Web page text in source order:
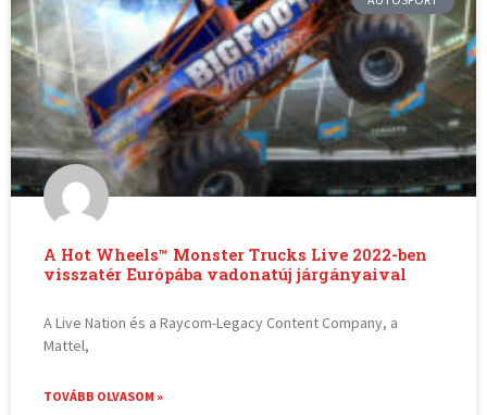
A Hot Wheels™ Monster Trucks Live 2022-ben
visszatér Európába vadonatúj járgányaival
A Live Nation és a Raycom-Legacy Content Company, a
Mattel,
TOVÁBB OLVASOM »